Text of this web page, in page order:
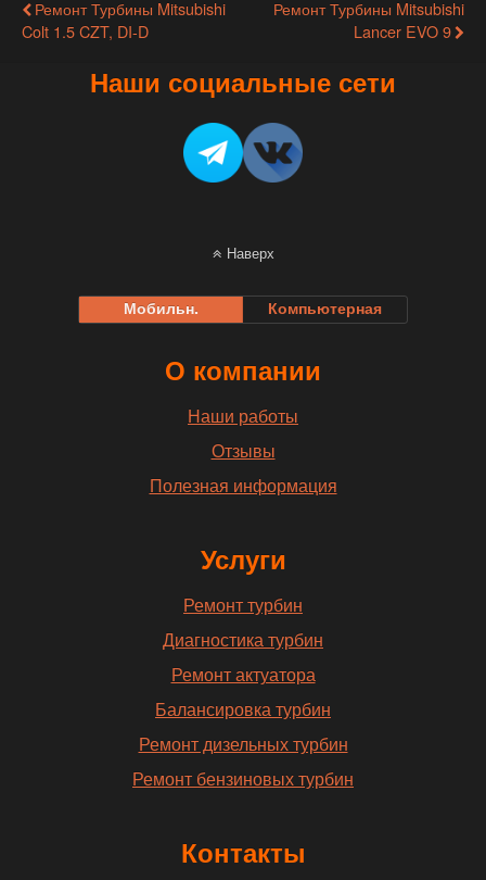
Ремонт Турбины Mitsubishi
Colt 1.5 CZT, DI-D
Ремонт Турбины Mitsubishi
Lancer EVO 9
Наши социальные сети
Наверх
Мобильн. Компьютерная
О компании
Наши работы
Отзывы
Полезная информация
Услуги
Ремонт турбин
Диагностика турбин
Ремонт актуатора
Балансировка турбин
Ремонт дизельных турбин
Ремонт бензиновых турбин
Контакты